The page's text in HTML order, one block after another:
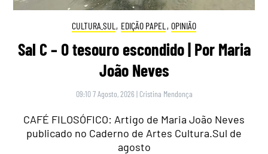
CULTURA.SUL , EDIÇÃO PAPEL , OPINIÃO
Sal C – O tesouro escondido | Por Maria
João Neves
09:10 7 Agosto, 2026 | Cristina Mendonça
CAFÉ FILOSÓFICO: Artigo de Maria João Neves
publicado no Caderno de Artes Cultura.Sul de
agosto